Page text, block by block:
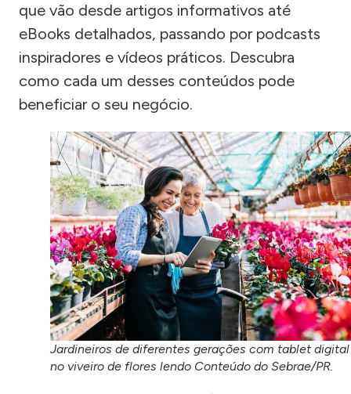
que vão desde artigos informativos até
eBooks detalhados, passando por podcasts
inspiradores e vídeos práticos. Descubra
como cada um desses conteúdos pode
beneficiar o seu negócio.
Jardineiros de diferentes gerações com tablet digital
no viveiro de flores lendo Conteúdo do Sebrae/PR.